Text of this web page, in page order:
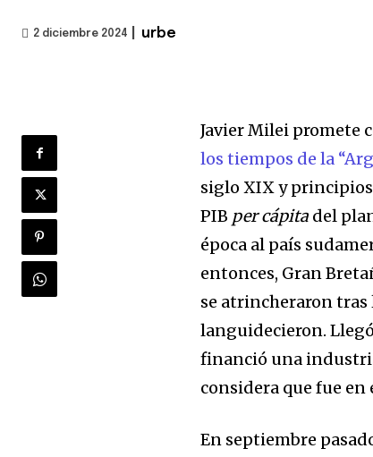
2 diciembre 2024 urbe
Javier Milei promete
los tiempos de la
siglo XIX y
PIB per cápita del
época al país
entonces, Gran
se atrincheraron tras
languidecieron.
financió una
considera que fue en
En septiembre